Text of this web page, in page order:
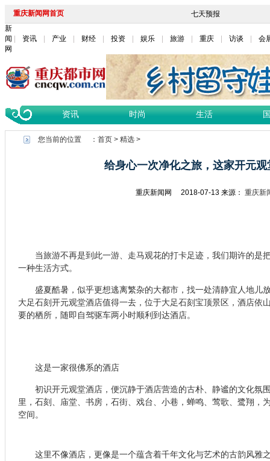
重庆新闻网首页
新
闻
网
资讯 产业 财经 投资 娱乐 旅游 重庆 访谈 会
资讯 时尚 生活
您当前的位置 ： 首页> 精选>
给身心一次净化之旅，这家开元
重庆新闻网 2018-07-13 来源： 重庆新
当旅游不再是到此一游、走马观花的打卡足迹，我们期许的是
一种生活方式。
盛夏酷暑，似乎更想逃离繁杂的大都市，找一处清静宜人地儿
大足石刻开元观堂酒店值得一去，位于大足石刻宝顶景区，酒店依
要的栖所，随即自驾驱车两小时顺利到达酒店。
这是一家很佛系的酒店
初识开元观堂酒店，便沉静于酒店营造的古朴、静谧的文化氛
里，石刻、庙堂、书房，石街、戏台、小巷，蝉鸣、莺歌、鹭翔，
空间。
这里不像酒店，更像是一个蕴含着千年文化与艺术的古韵风雅